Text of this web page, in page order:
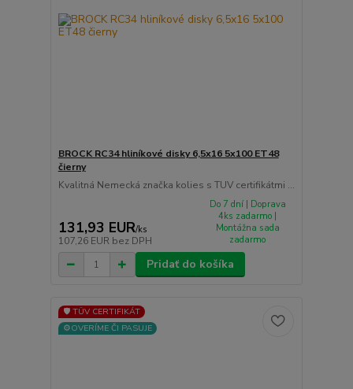
BROCK RC34 hliníkové disky 6,5x16 5x100 ET48
čierny
Kvalitná Nemecká značka kolies s TUV certifikátmi ...
131,93 EUR/ks
107,26 EUR bez DPH
Do 7 dní | Doprava
4ks zadarmo |
Montážna sada
zadarmo
Pridať do košíka
🛡️ TÜV CERTIFIKÁT
⚙️OVERÍME ČI PASUJE